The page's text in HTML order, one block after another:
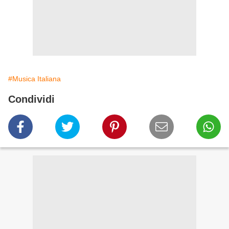
#Musica Italiana
Condividi